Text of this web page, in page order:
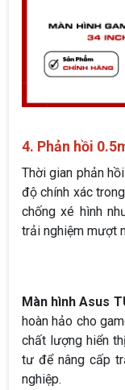
4. Phản hồi
Thời gian phản
độ chính xác
chống xé hình
trải nghiệm mượt
Màn hình Asus
hoàn hảo cho
chất lượng hiển
tư để nâng cấp
nghiệp.